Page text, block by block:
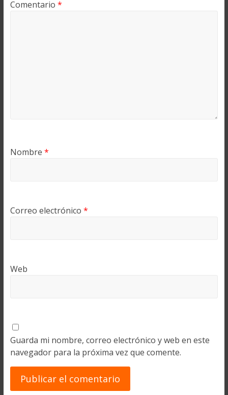
Comentario *
Nombre *
Correo electrónico *
Web
Guarda mi nombre, correo electrónico y web en este
navegador para la próxima vez que comente.